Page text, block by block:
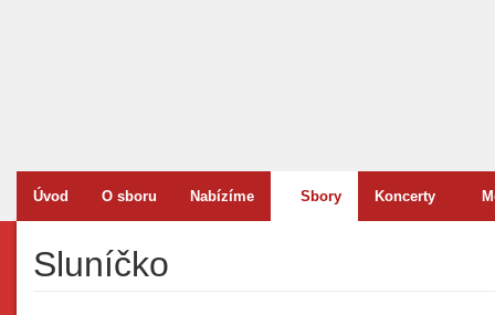
Úvod O sboru Nabízíme Sbory Koncerty
Sluníčko